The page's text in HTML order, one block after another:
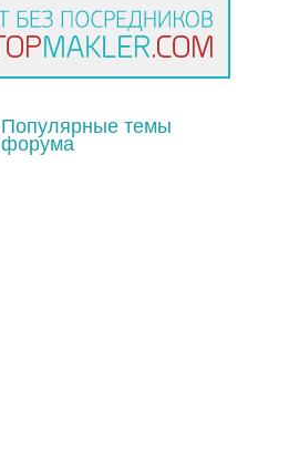
Популярные темы
форума